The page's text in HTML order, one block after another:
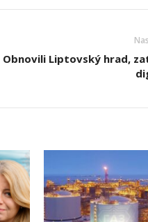
Obnovili Liptovský hrad,